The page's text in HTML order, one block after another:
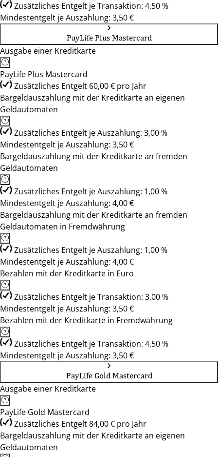
Zusätzliches Entgelt je Transaktion: 4,50 %
Mindestentgelt je Auszahlung: 3,50 €
PayLife Plus Mastercard
Ausgabe einer Kreditkarte
PayLife Plus Mastercard
Zusätzliches Entgelt 60,00 € pro Jahr
Bargeldauszahlung mit der Kreditkarte an eigenen
Geldautomaten
Zusätzliches Entgelt je Auszahlung: 3,00 %
Mindestentgelt je Auszahlung: 3,50 €
Bargeldauszahlung mit der Kreditkarte an fremden
Geldautomaten
Zusätzliches Entgelt je Auszahlung: 1,00 %
Mindestentgelt je Auszahlung: 4,00 €
Bargeldauszahlung mit der Kreditkarte an fremden
Geldautomaten in Fremdwährung
Zusätzliches Entgelt je Auszahlung: 1,00 %
Mindestentgelt je Auszahlung: 4,00 €
Bezahlen mit der Kreditkarte in Euro
Zusätzliches Entgelt je Transaktion: 3,00 %
Mindestentgelt je Auszahlung: 3,50 €
Bezahlen mit der Kreditkarte in Fremdwährung
Zusätzliches Entgelt je Transaktion: 4,50 %
Mindestentgelt je Auszahlung: 3,50 €
PayLife Gold Mastercard
Ausgabe einer Kreditkarte
PayLife Gold Mastercard
Zusätzliches Entgelt 84,00 € pro Jahr
Bargeldauszahlung mit der Kreditkarte an eigenen
Geldautomaten